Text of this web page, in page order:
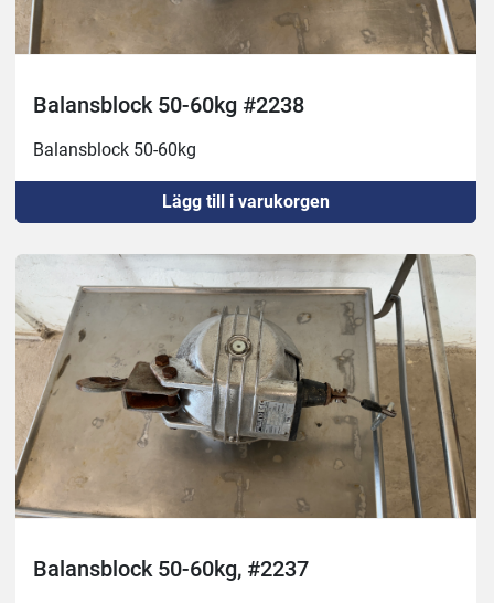
Balansblock 50-60kg #2238
Balansblock 50-60kg
Lägg till i varukorgen
Balansblock 50-60kg, #2237